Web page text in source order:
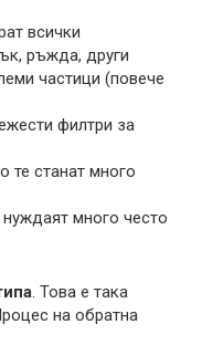
всички
ръжда, други
частици (повече
филтри за
те станат много
много често
. Това е така
на обратна